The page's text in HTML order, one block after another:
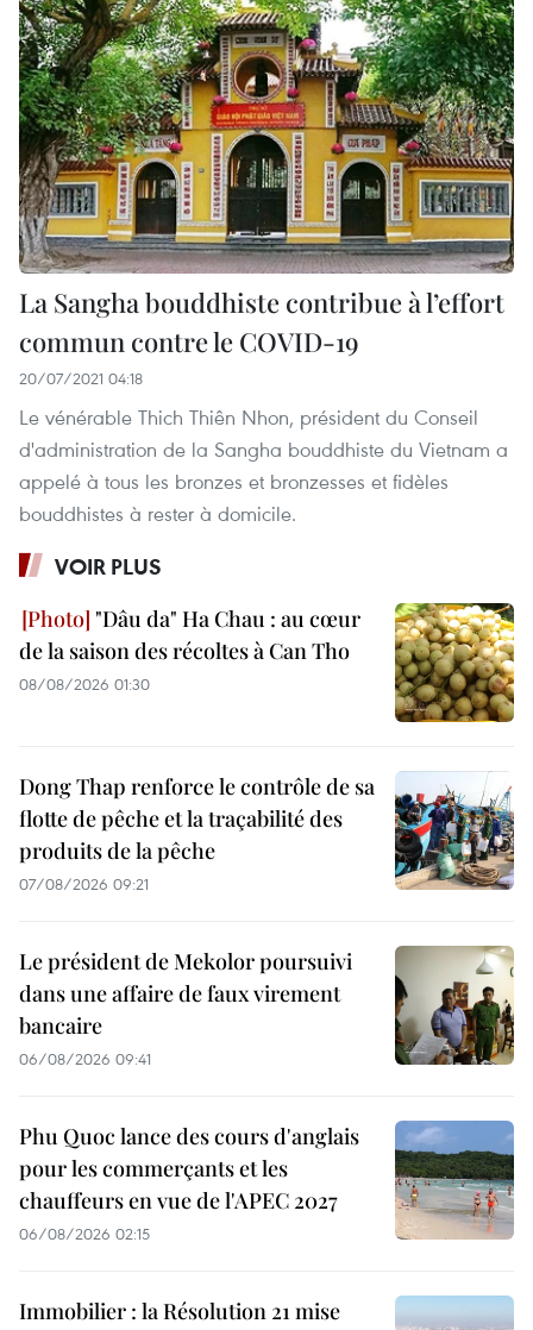
La Sangha bouddhiste contribue à l’effort
commun contre le COVID-19
20/07/2021 04:18
Le vénérable Thich Thiên Nhon, président du Conseil
d'administration de la Sangha bouddhiste du Vietnam a
appelé à tous les bronzes et bronzesses et fidèles
bouddhistes à rester à domicile.
VOIR PLUS
"Dâu da" Ha Chau : au cœur
de la saison des récoltes à Can Tho
08/08/2026 01:30
Dong Thap renforce le contrôle de sa
flotte de pêche et la traçabilité des
produits de la pêche
07/08/2026 09:21
Le président de Mekolor poursuivi
dans une affaire de faux virement
bancaire
06/08/2026 09:41
Phu Quoc lance des cours d'anglais
pour les commerçants et les
chauffeurs en vue de l'APEC 2027
06/08/2026 02:15
Immobilier : la Résolution 21 mise